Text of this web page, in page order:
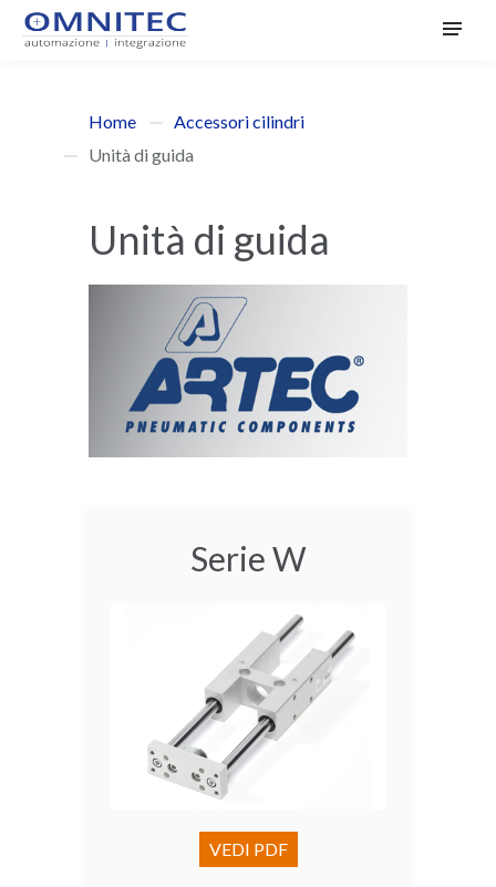
Home
Accessori cilindri
Unità di guida
Unità di guida
Serie W
VEDI PDF